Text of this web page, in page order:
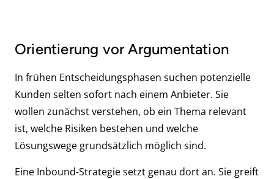
Orientierung vor Argumentation
In frühen Entscheidungsphasen suchen potenzielle
Kunden selten sofort nach einem Anbieter. Sie
wollen zunächst verstehen, ob ein Thema relevant
ist, welche Risiken bestehen und welche
Lösungswege grundsätzlich möglich sind.
Eine Inbound-Strategie setzt genau dort an. Sie greift